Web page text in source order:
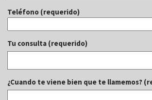
Teléfono (requerido)
Tu consulta (requerido)
¿Cuando te viene bien que te llamemos?